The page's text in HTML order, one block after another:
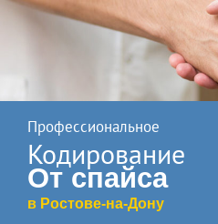
Профессиональное
Кодирование
От спайса
в Ростове-на-Дону